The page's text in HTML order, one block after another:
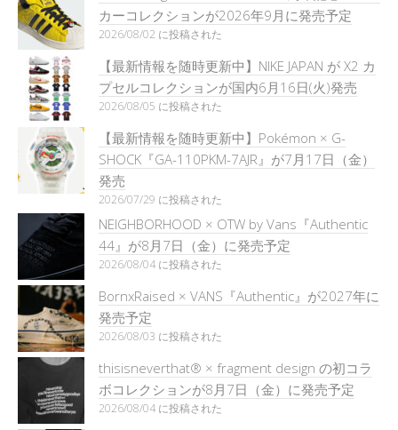
カーコレクションが2026年9月に発売予定
2026/08/02 に投稿された
【最新情報を随時更新中】NIKE JAPAN が X2 カ
プセルコレクションが国内6月16日(火)発売
2026/08/05 に投稿された
【最新情報を随時更新中】Pokémon × G-
SHOCK『GA-110PKM-7AJR』が7月17日（金）
発売
2026/07/29 に投稿された
NEIGHBORHOOD × OTW by Vans『Authentic
44』が8月7日（金）に発売予定
2026/08/04 に投稿された
BornxRaised × VANS『Authentic』が2027年に
発売予定
2026/08/03 に投稿された
thisisneverthat® × fragment design の初コラ
ボコレクションが8月7日（金）に発売予定
2026/08/04 に投稿された